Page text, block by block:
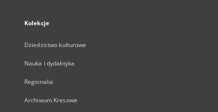
Kolekcje
Dziedzictwo kulturowe
Nauka i dydaktyka
Regionalia
Archiwum Kresowe